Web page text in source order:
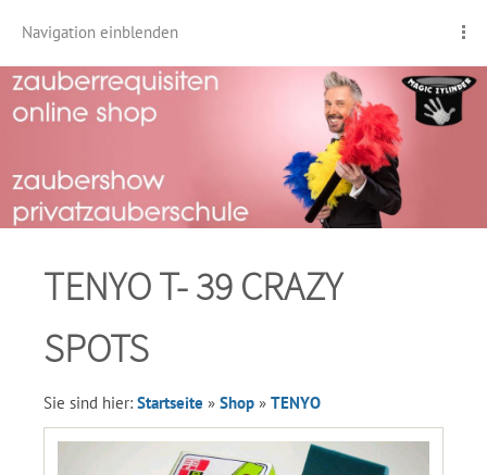
Navigation einblenden
TENYO T- 39 CRAZY
SPOTS
Sie sind hier: Startseite » Shop » TENYO